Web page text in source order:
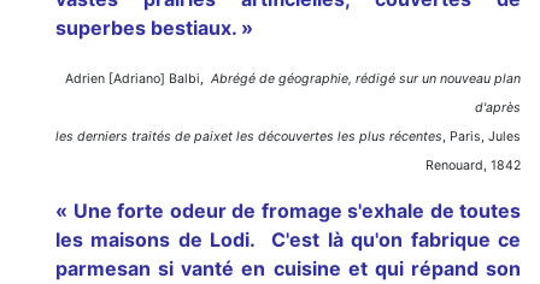
superbes bestiaux. »
Adrien [Adriano] Balbi, Abrégé de géographie, rédigé sur un nouveau plan
d'après
les derniers traités de paixet les découvertes les plus récentes, Paris, Jules
Renouard, 1842
« Une forte odeur de fromage s'exhale de toutes
les maisons de Lodi. C'est là qu'on fabrique ce
parmesan si vanté en cuisine et qui répand son